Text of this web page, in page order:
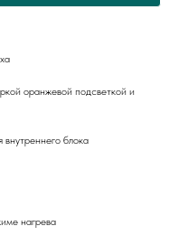
оранжевой подсветкой и
блока
нагрева